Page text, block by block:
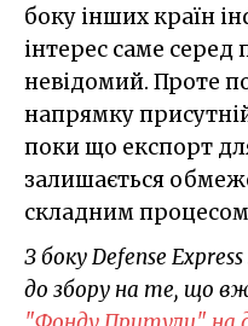
боку інших країн
інтерес саме серед
невідомий. Проте
напрямку
поки що експорт
залишається
складним
З боку Defense
до збору на те, що